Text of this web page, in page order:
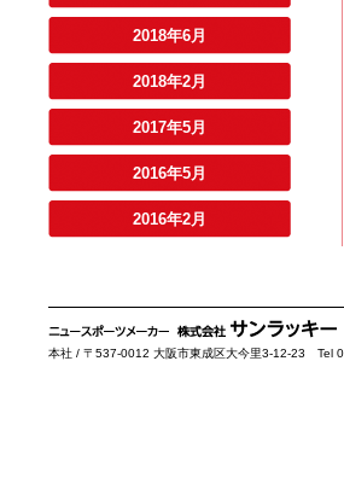
2018年6月
2018年2月
2017年5月
2016年5月
2016年2月
本社 / 〒537-0012 大阪市東成区大今里3-12-23 Tel